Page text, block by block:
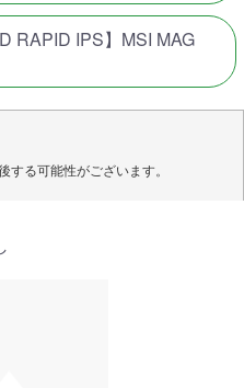
RAPID IPS】MSI MAG
る可能性がございます。